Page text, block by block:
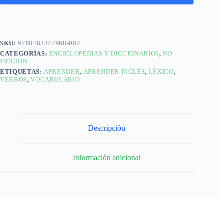
SKU:9788483327968-002
CATEGORÍAS: ENCICLOPEDIAS Y DICCIONARIOS,NO
FICCIÓN
ETIQUETAS:APRENDER, APRENDER INGLÉS, LÉXICO,
VERBOS,VOCABULARIO
Descripción
Información adicional